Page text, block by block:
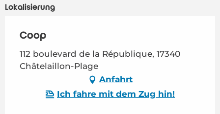
Lokalisierung
Coop
112 boulevard de la République, 17340
Châtelaillon-Plage
Anfahrt
Ich fahre mit dem Zug hin!